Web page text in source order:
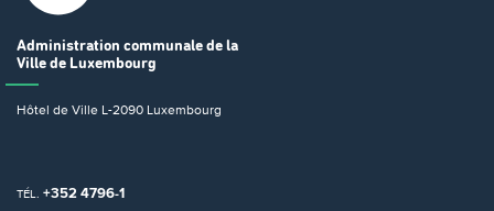
Administration communale de la
Ville de Luxembourg
Hôtel de Ville L-2090 Luxembourg
TÉL. +352 4796-1